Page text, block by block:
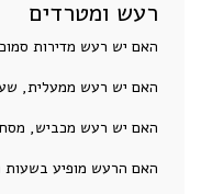
רעש ומטרדים
האם יש רעש מדירות
האם יש רעש ממעלית,
האם יש רעש מכביש,
האם הרעש מופיע בשעות